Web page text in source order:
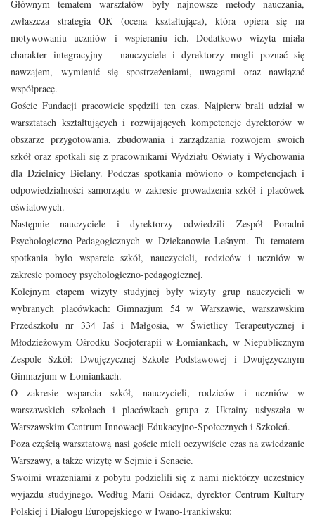
Głównym tematem warsztatów były najnowsze metody nauczania,
zwłaszcza strategia ОК (ocena kształtująca), która opiera się na
motywowaniu uczniów i wspieraniu ich. Dodatkowo wizyta miała
charakter integracyjny – nauczyciele i dyrektorzy mogli poznać się
nawzajem, wymienić się spostrzeżeniami, uwagami oraz nawiązać
współpracę.
Goście Fundacji pracowicie spędzili ten czas. Najpierw brali udział w
warsztatach kształtujących i rozwijających kompetencje dyrektorów w
obszarze przygotowania, zbudowania i zarządzania rozwojem swoich
szkół oraz spotkali się z pracownikami Wydziału Oświaty i Wychowania
dla Dzielnicy Bielany. Podczas spotkania mówiono o kompetencjach i
odpowiedzialności samorządu w zakresie prowadzenia szkół i placówek
oświatowych.
Następnie nauczyciele i dyrektorzy odwiedzili Zespół Poradni
Psychologiczno-Pedagogicznych w Dziekanowie Leśnym. Tu tematem
spotkania było wsparcie szkół, nauczycieli, rodziców i uczniów w
zakresie pomocy psychologiczno-pedagogicznej.
Kolejnym etapem wizyty studyjnej były wizyty grup nauczycieli w
wybranych placówkach: Gimnazjum 54 w Warszawie, warszawskim
Przedszkolu nr 334 Jaś i Małgosia, w Świetlicy Terapeutycznej i
Młodzieżowym Ośrodku Socjoterapii w Łomiankach, w Niepublicznym
Zespole Szkół: Dwujęzycznej Szkole Podstawowej i Dwujęzycznym
Gimnazjum w Łomiankach.
O zakresie wsparcia szkół, nauczycieli, rodziców i uczniów w
warszawskich szkołach i placówkach grupa z Ukrainy usłyszała w
Warszawskim Centrum Innowacji Edukacyjno-Społecznych i Szkoleń.
Poza częścią warsztatową nasi goście mieli oczywiście czas na zwiedzanie
Warszawy, a także wizytę w Sejmie i Senacie.
Swoimi wrażeniami z pobytu podzielili się z nami niektórzy uczestnicy
wyjazdu studyjnego. Według Marii Osidacz, dyrektor Centrum Kultury
Polskiej i Dialogu Europejskiego w Iwano-Frankiwsku: